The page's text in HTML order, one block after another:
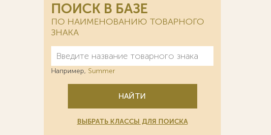
ПОИСК В БАЗЕ
ПО НАИМЕНОВАНИЮ ТОВАРНОГО
ЗНАКА
Например, Summer
НАЙТИ
ВЫБРАТЬ КЛАССЫ ДЛЯ ПОИСКА